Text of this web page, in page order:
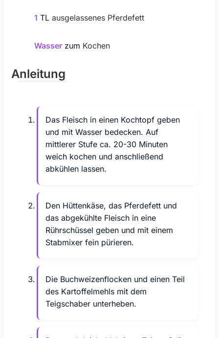
1 TL ausgelassenes Pferdefett
Wasser zum Kochen
Anleitung
Das Fleisch in einen Kochtopf geben
und mit Wasser bedecken. Auf
mittlerer Stufe ca. 20-30 Minuten
weich kochen und anschließend
abkühlen lassen.
Den Hüttenkäse, das Pferdefett und
das abgekühlte Fleisch in eine
Rührschüssel geben und mit einem
Stabmixer fein pürieren.
Die Buchweizenflocken und einen Teil
des Kartoffelmehls mit dem
Teigschaber unterheben.